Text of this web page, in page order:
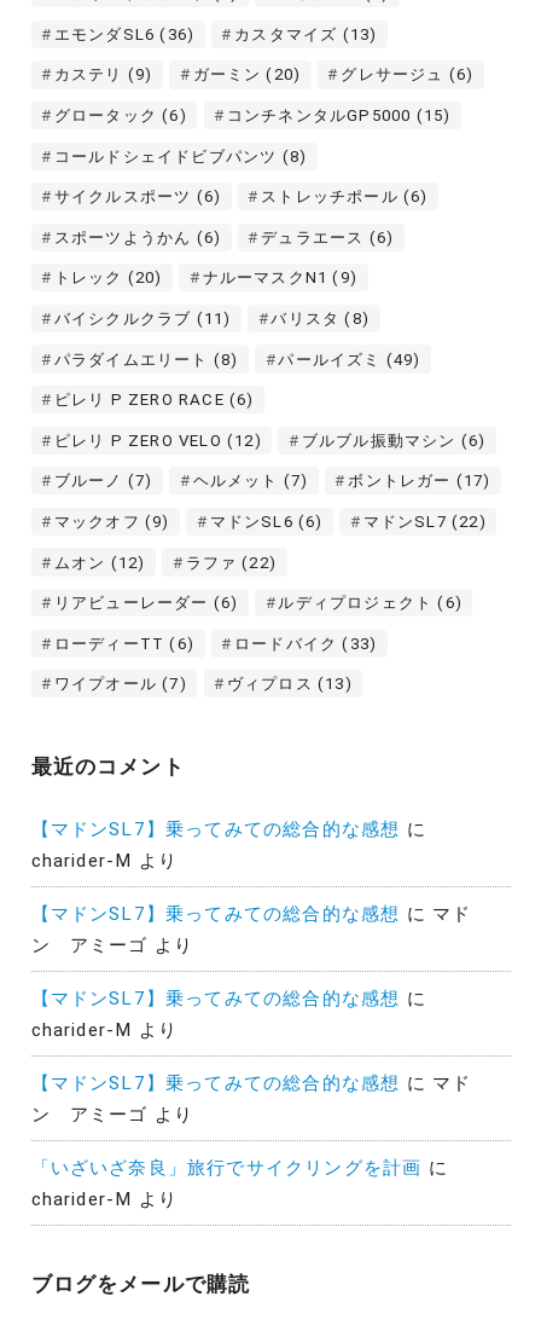
エモンダSL6 (36) カスタマイズ (13)
カステリ (9) ガーミン (20) グレサージュ (6)
グロータック (6) コンチネンタルGP5000 (15)
コールドシェイドビブパンツ (8)
サイクルスポーツ (6) ストレッチポール (6)
スポーツようかん (6) デュラエース (6)
トレック (20) ナルーマスクN1 (9)
バイシクルクラブ (11) バリスタ (8)
パラダイムエリート (8) パールイズミ (49)
ピレリ P ZERO RACE (6)
ピレリ P ZERO VELO (12) ブルブル振動マシン (6)
ブルーノ (7) ヘルメット (7) ボントレガー (17)
マックオフ (9) マドンSL6 (6) マドンSL7 (22)
ムオン (12) ラファ (22)
リアビューレーダー (6) ルディプロジェクト (6)
ローディーTT (6) ロードバイク (33)
ワイプオール (7) ヴィプロス (13)
最近のコメント
【マドンSL7】乗ってみての総合的な感想 に
charider-M より
【マドンSL7】乗ってみての総合的な感想 に マド
ン アミーゴ より
【マドンSL7】乗ってみての総合的な感想 に
charider-M より
【マドンSL7】乗ってみての総合的な感想 に マド
ン アミーゴ より
「いざいざ奈良」旅行でサイクリングを計画 に
charider-M より
ブログをメールで購読